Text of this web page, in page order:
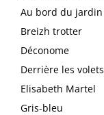
Au bord du jardin
Breizh trotter
Déconome
Derrière les volets
Elisabeth Martel
Gris-bleu